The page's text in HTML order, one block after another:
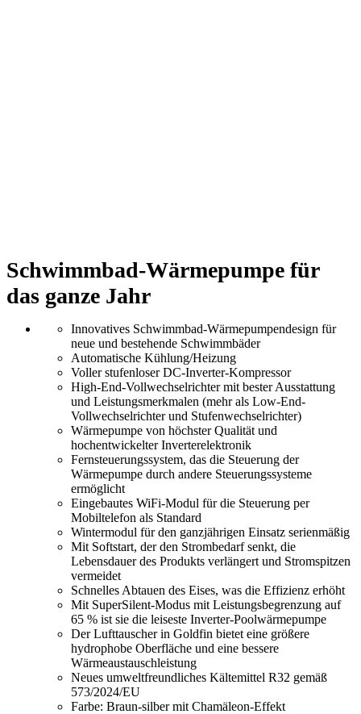
Schwimmbad-Wärmepumpe für
das ganze Jahr
Innovatives Schwimmbad-Wärmepumpendesign für
neue und bestehende Schwimmbäder
Automatische Kühlung/Heizung
Voller stufenloser DC-Inverter-Kompressor
High-End-Vollwechselrichter mit bester Ausstattung
und Leistungsmerkmalen (mehr als Low-End-
Vollwechselrichter und Stufenwechselrichter)
Wärmepumpe von höchster Qualität und
hochentwickelter Inverterelektronik
Fernsteuerungssystem, das die Steuerung der
Wärmepumpe durch andere Steuerungssysteme
ermöglicht
Eingebautes WiFi-Modul für die Steuerung per
Mobiltelefon als Standard
Wintermodul für den ganzjährigen Einsatz serienmäßig
Mit Softstart, der den Strombedarf senkt, die
Lebensdauer des Produkts verlängert und Stromspitzen
vermeidet
Schnelles Abtauen des Eises, was die Effizienz erhöht
Mit SuperSilent-Modus mit Leistungsbegrenzung auf
65 % ist sie die leiseste Inverter-Poolwärmepumpe
Der Lufttauscher in Goldfin bietet eine größere
hydrophobe Oberfläche und eine bessere
Wärmeaustauschleistung
Neues umweltfreundliches Kältemittel R32 gemäß
573/2024/EU
Farbe: Braun-silber mit Chamäleon-Effekt